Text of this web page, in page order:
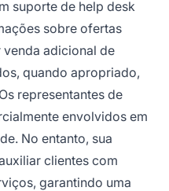
suporte de help desk
sobre ofertas
adicional de
quando apropriado,
representantes de
envolvidos em
No entanto, sua
clientes com
garantindo uma